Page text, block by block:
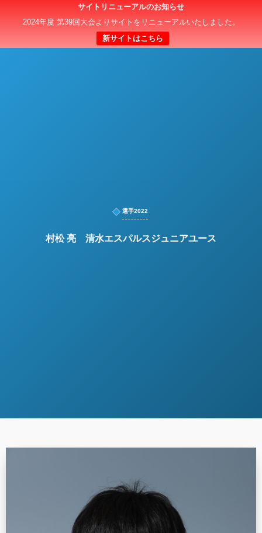
サイトリニューアルのお知らせ
2024年度 第39回大会よりサイトをリニューアルいたしました。
新サイトはこちら
日本クラブユースサッカー選手権（U-15）大会
選手2022
村松 亮 清水エスパルスジュニアユース